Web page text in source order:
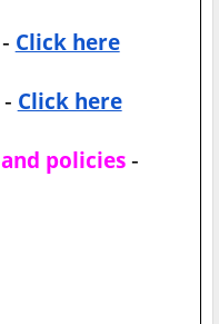
Click here
Click here
policies-